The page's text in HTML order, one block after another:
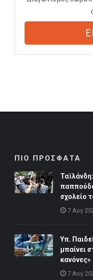
ΠΙΟ ΠΡΟΣΦΑΤΑ
σχολείο
7 Αυγ
Υπ.
μπαίνει
κανόνες»
7 Αυγ